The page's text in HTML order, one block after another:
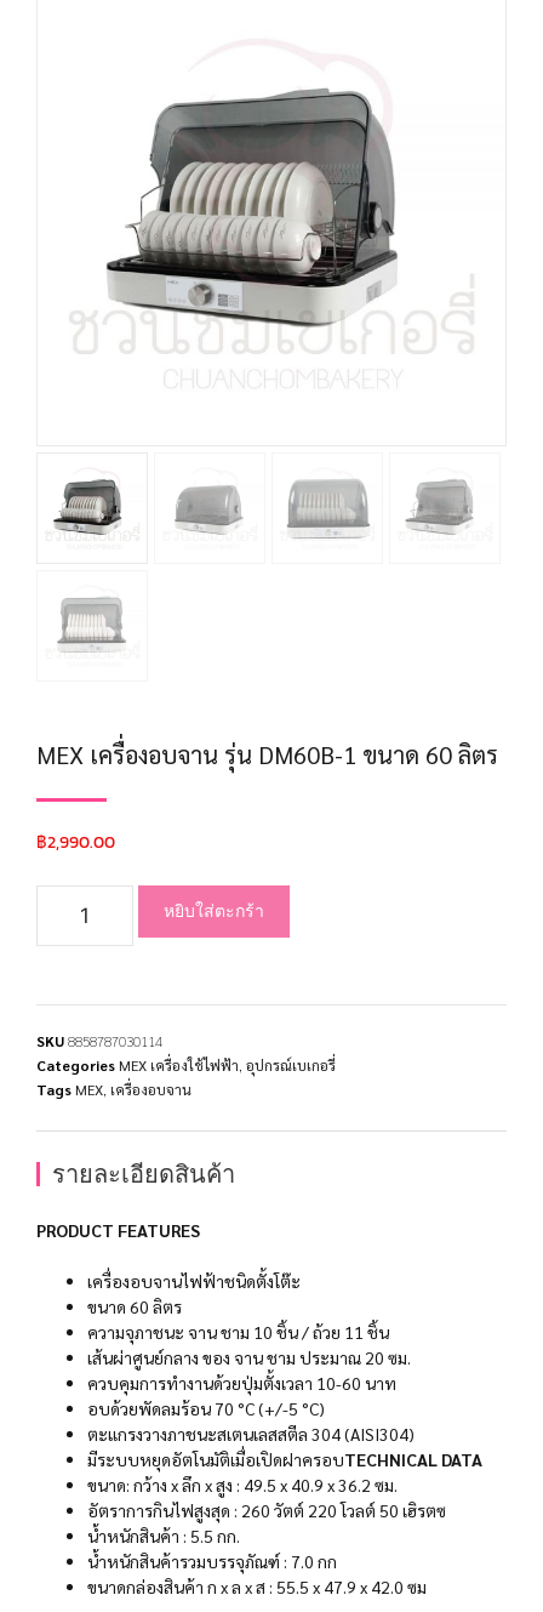
MEX เครื่องอบจาน รุ่น DM60B-1 ขนาด 60 ลิตร
฿2,990.00
หยิบใส่ตะกร้า
SKU8858787030114
Categories MEX เครื่องใช้ไฟฟ้า อุปกรณ์เบเกอรี่
Tags MEX เครื่องอบจาน
รายละเอียดสินค้า
PRODUCT FEATURES
เครื่องอบจานไฟฟ้าชนิดตั้งโต๊ะ
ขนาด 60 ลิตร
ความจุภาชนะ จาน ชาม 10 ชิ้น / ถ้วย 11 ชิ้น
เส้นผ่าศูนย์กลาง ของ จาน ชาม ประมาณ 20 ซม.
ควบคุมการทํางานด้วยปุ่มตั้งเวลา 10-60 นาท
อบด้วยพัดลมร้อน 70 °C (+/-5 °C)
ตะแกรงวางภาชนะสเตนเลสสตีล 304 (AISI304)
มีระบบหยุดอัตโนมัติเมื่อเปิดฝาครอบTECHNICAL DATA
ขนาด: กว้าง x ลึก x สูง : 49.5 x 40.9 x 36.2 ซม.
อัตราการกินไฟสูงสุด : 260 วัตต์ 220 โวลต์ 50 เฮิรตซ
น้ําหนักสินค้า : 5.5 กก.
น้ําหนักสินค้ารวมบรรจุภัณฑ์ : 7.0 กก
ขนาดกล่องสินค้า ก x ล x ส : 55.5 x 47.9 x 42.0 ซม